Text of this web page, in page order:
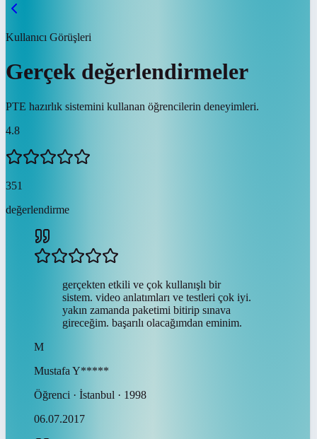
Kullanıcı Görüşleri
Gerçek değerlendirmeler
PTE hazırlık sistemini kullanan öğrencilerin deneyimleri.
4.8
351
değerlendirme
gerçekten etkili ve çok kullanışlı bir
sistem. video anlatımları ve testleri çok iyi.
yakın zamanda paketimi bitirip sınava
gireceğim. başarılı olacağımdan eminim.
M
Mustafa Y*****
Öğrenci · İstanbul · 1998
06.07.2017